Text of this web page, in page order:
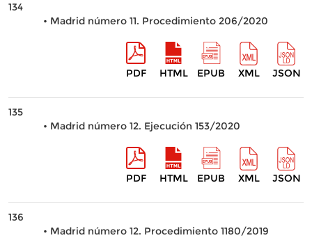
134
• Madrid número 11. Procedimiento 206/2020
PDF HTML EPUB XML JSON
135
• Madrid número 12. Ejecución 153/2020
PDF HTML EPUB XML JSON
136
• Madrid número 12. Procedimiento 1180/2019